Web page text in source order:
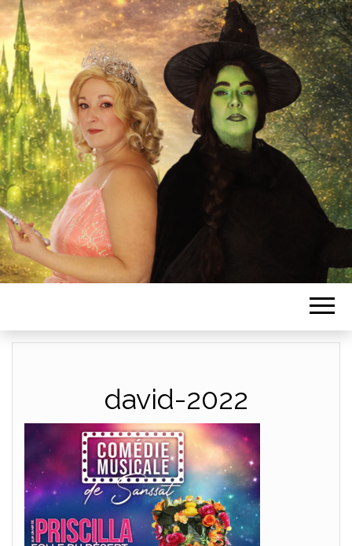
SANSSATOISE
DE COMÉDIE
MUSICALE
david-2022